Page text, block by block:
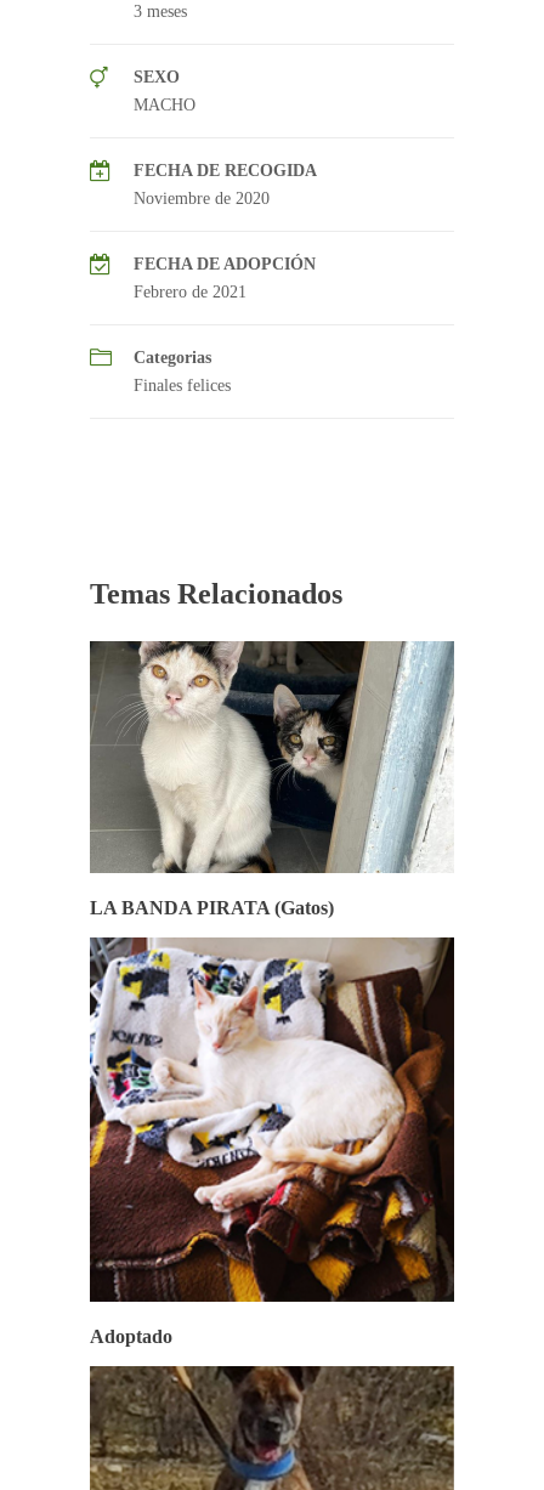
3 meses
SEXO
MACHO
FECHA DE RECOGIDA
Noviembre de 2020
FECHA DE ADOPCIÓN
Febrero de 2021
Categorias
Finales felices
Temas Relacionados
LA BANDA PIRATA (Gatos)
Adoptado